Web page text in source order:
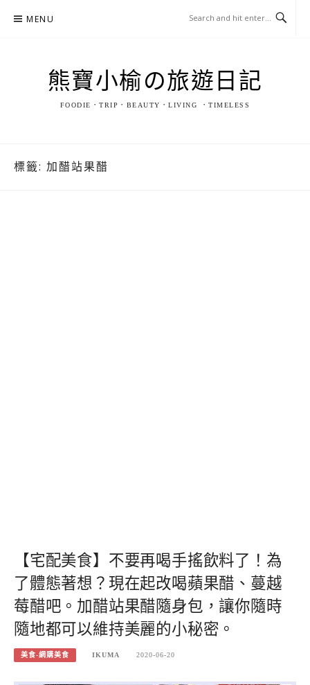
MENU
熊寶小榆の旅遊日記
FOODIE．TRIP．BEAUTY．LIVING ．TIMELESS
標籤: 加醋站果醋
【宅配美食】不要再喝手搖飲料了！為
了體態著想？現在起改喝蘋果醋、蔓越
莓醋吧。加醋站果醋隨身包，讓你隨時
隨地都可以維持美麗的小秘密。
美食-網購美食 IKUMA 2020-06-20